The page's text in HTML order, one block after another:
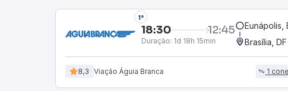
1°
18:30 12:45
Duração: 1d 18h 15min
Eunápolis,
Brasília,
8,3 Viação Águia Branca 1